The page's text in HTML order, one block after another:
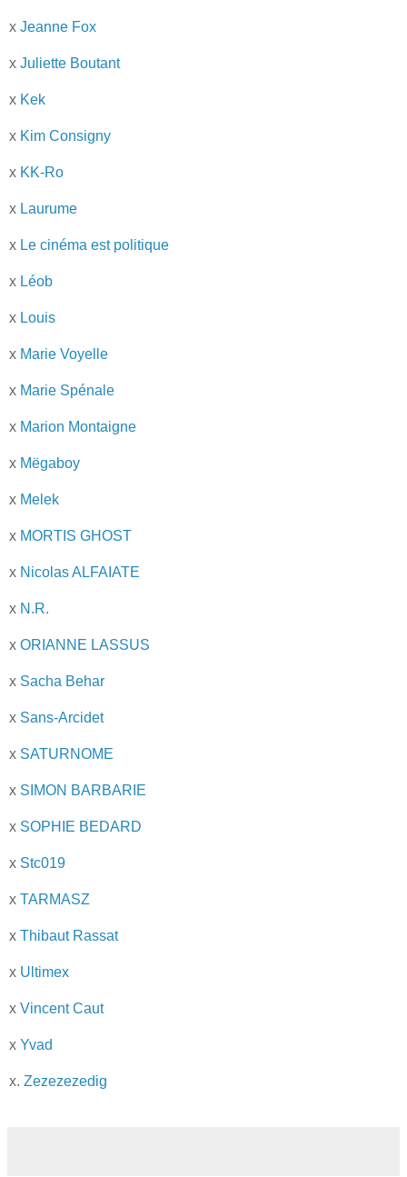
x Jeanne Fox
x Juliette Boutant
x Kek
x Kim Consigny
x KK-Ro
x Laurume
x Le cinéma est politique
x Léob
x Louis
x Marie Voyelle
x Marie Spénale
x Marion Montaigne
x Mëgaboy
x Melek
x MORTIS GHOST
x Nicolas ALFAIATE
x N.R.
x ORIANNE LASSUS
x Sacha Behar
x Sans-Arcidet
x SATURNOME
x SIMON BARBARIE
x SOPHIE BEDARD
x Stc019
x TARMASZ
x Thibaut Rassat
x Ultimex
x Vincent Caut
x Yvad
x. Zezezezedig